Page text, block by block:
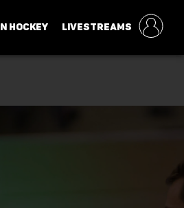
HOCKEY LIVESTREAMS